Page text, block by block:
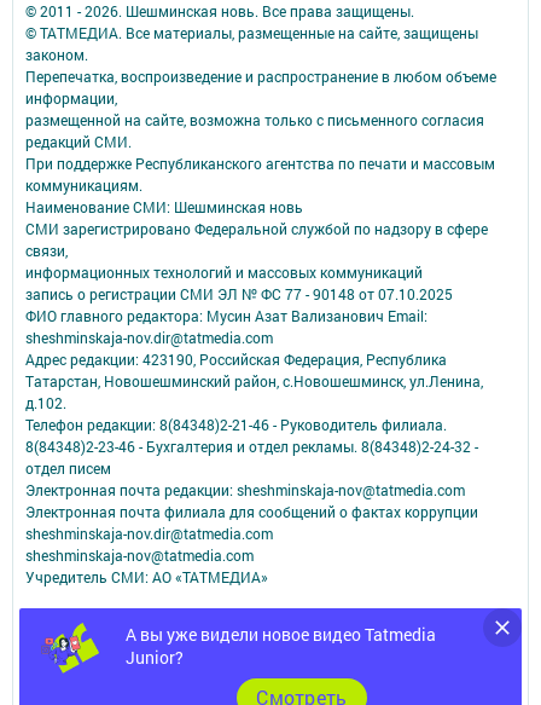
А вы уже видели новое видео Tatmedia
Junior?
Cмотреть
© 2011 - 2026. Шешминская новь. Все права защищены.
© ТАТМЕДИА. Все материалы, размещенные на сайте, защищены
законом.
Перепечатка, воспроизведение и распространение в любом объеме
информации,
размещенной на сайте, возможна только с письменного согласия
редакций СМИ.
При поддержке Республиканского агентства по печати и массовым
коммуникациям.
Наименование СМИ: Шешминская новь
СМИ зарегистрировано Федеральной службой по надзору в сфере
связи,
информационных технологий и массовых коммуникаций
запись о регистрации СМИ ЭЛ № ФС 77 - 90148 от 07.10.2025
ФИО главного редактора: Мусин Азат Вализанович Email:
sheshminskaja-nov.dir@tatmedia.com
Адрес редакции: 423190, Российская Федерация, Республика
Татарстан, Новошешминский район, с.Новошешминск, ул.Ленина,
д.102.
Телефон редакции: 8(84348)2-21-46 - Руководитель филиала.
8(84348)2-23-46 - Бухгалтерия и отдел рекламы. 8(84348)2-24-32 -
отдел писем
Электронная почта редакции: sheshminskaja-nov@tatmedia.com
Электронная почта филиала для сообщений о фактах коррупции
sheshminskaja-nov.dir@tatmedia.com
sheshminskaja-nov@tatmedia.com
Учредитель СМИ: АО «ТАТМЕДИА»
Антикоррупционная политика
АО «ТАТМЕДИА» использует «cookie»для персонализации сервисов и
удобства пользователей сайтом.
Использование «cookie» можно отменить в настройках браузера.